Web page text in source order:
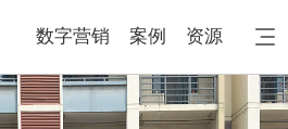
数字营销 案例 资源